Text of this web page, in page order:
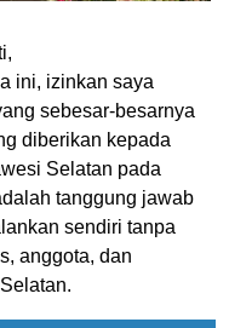
ini, izinkan saya
sebesar-besarnya
diberikan kepada
Selatan pada
tanggung jawab
sendiri tanpa
anggota, dan